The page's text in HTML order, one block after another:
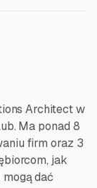
Architect w
Ma ponad 8
firm oraz 3
jak
dać